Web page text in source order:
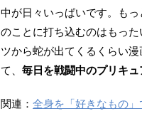
中が日々いっぱいです。も
のことに打ち込むのはもっ
ツから蛇が出てくるくらい
て、 毎日を戦闘中のプリキ
関連： 全身を「好きなもの